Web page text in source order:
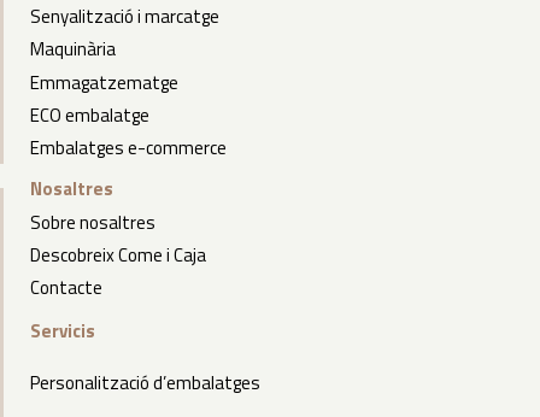
Senyalització i marcatge
Maquinària
Emmagatzematge
ECO embalatge
Embalatges e-commerce
Nosaltres
Sobre nosaltres
Descobreix Come i Caja
Contacte
Servicis
Personalització d’embalatges